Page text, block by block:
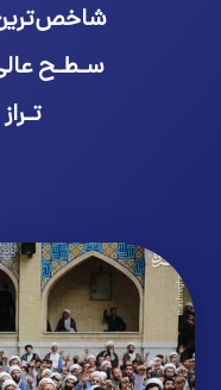
شاخص‌ترین
سـطـح عالی
تـراز